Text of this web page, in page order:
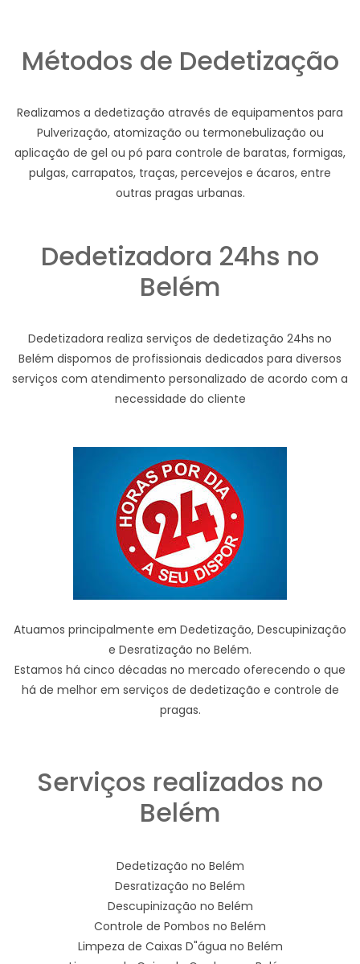
Métodos de Dedetização
Realizamos a dedetização através de equipamentos para
Pulverização, atomização ou termonebulização ou
aplicação de gel ou pó para controle de baratas, formigas,
pulgas, carrapatos, traças, percevejos e ácaros, entre
outras pragas urbanas.
Dedetizadora 24hs no
Belém
Dedetizadora realiza serviços de dedetização 24hs no
Belém dispomos de profissionais dedicados para diversos
serviços com atendimento personalizado de acordo com a
necessidade do cliente
Atuamos principalmente em Dedetização, Descupinização
e Desratização no Belém.
Estamos há cinco décadas no mercado oferecendo o que
há de melhor em serviços de dedetização e controle de
pragas.
Serviços realizados no
Belém
Dedetização no Belém
Desratização no Belém
Descupinização no Belém
Controle de Pombos no Belém
Limpeza de Caixas D"água no Belém